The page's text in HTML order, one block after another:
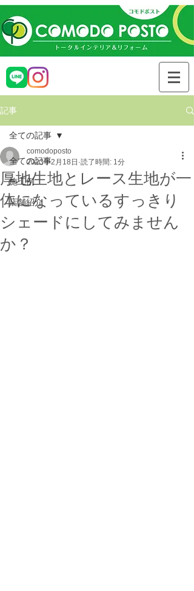
記事
全ての記事
施工例
店舗紹介
全ての記事
厚地生地とレース生地が一
体になっているすっきり
シェードにしてみません
か？
comodoposto
2023年2月18日 読了時間: 1分